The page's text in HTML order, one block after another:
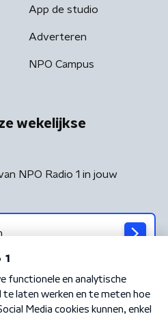
App de studio
Adverteren
NPO Campus
wekelijkse
NPO Radio 1 in jouw